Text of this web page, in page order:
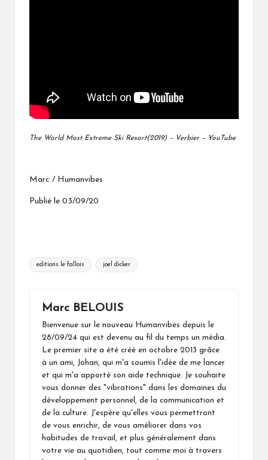
The World Most Extreme Ski Resort(2019) – Verbier – YouTube
Marc / Humanvibes
Publié le 03/09/20
Tags:
editions le fallois joel dicker
Marc BELOUIS
Bienvenue sur le nouveau Humanvibes depuis le
28/09/24 qui est devenu au fil du temps un média.
Le premier site a été créé en octobre 2013 grâce
à un ami, Johan, qui m'a soumis l'idée de me lancer
et qui m'a apporté son aide technique. Je souhaite
vous donner des "vibrations" dans les domaines du
développement personnel, de la communication et
de la culture. J'espère qu'elles vous permettront
de vous enrichir, de vous améliorer dans vos
habitudes de travail, et plus généralement dans
votre vie au quotidien, tout comme moi à travers